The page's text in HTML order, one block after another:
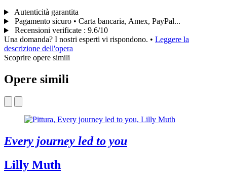
Autenticità garantita
Pagamento sicuro • Carta bancaria, Amex, PayPal...
Recensioni verificate : 9.6/10
Una domanda? I nostri esperti vi rispondono. • Leggere la
descrizione dell'opera
Scoprire opere simili
Opere simili
Every journey led to you
Lilly Muth